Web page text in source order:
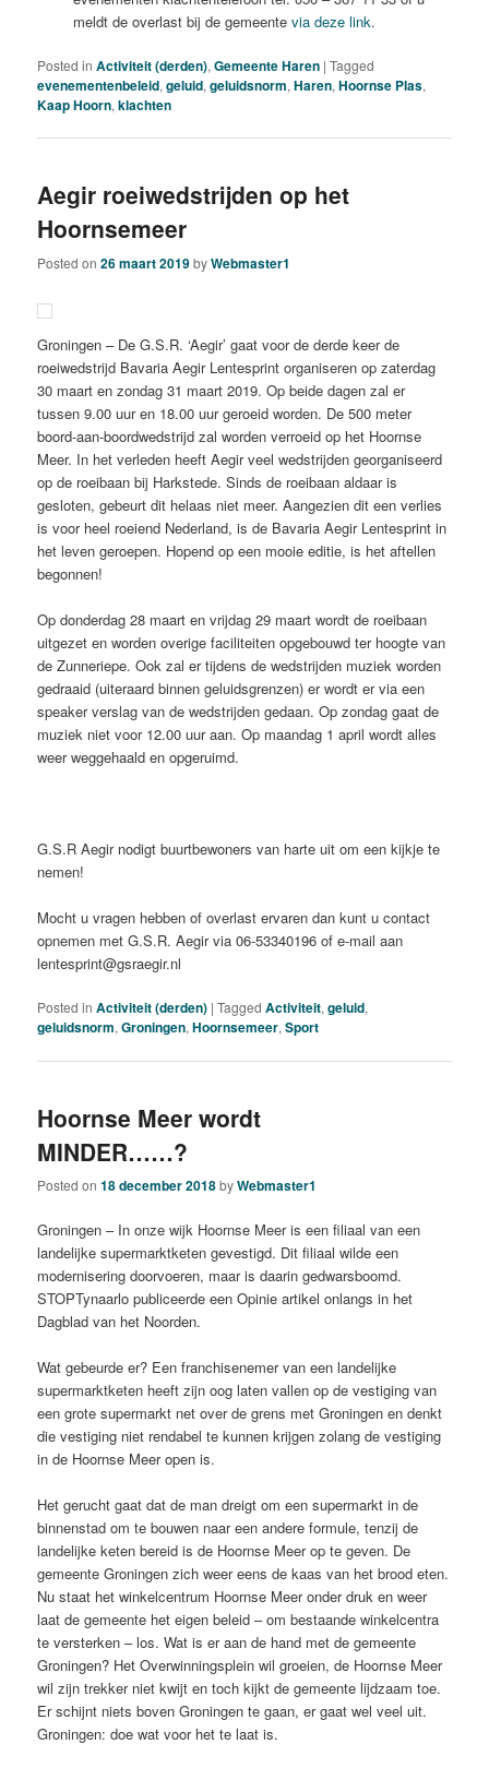
meldt de overlast bij de gemeente via deze link.
Posted in Activiteit (derden),Gemeente Haren |Tagged
evenementenbeleid,geluid,geluidsnorm,Haren,Hoornse Plas,
Kaap Hoorn,klachten
Aegir roeiwedstrijden op het
Hoornsemeer
Posted on26 maart 2019byWebmaster1
Groningen – De G.S.R. ‘Aegir’ gaat voor de derde keer de
roeiwedstrijd Bavaria Aegir Lentesprint organiseren op zaterdag
30 maart en zondag 31 maart 2019. Op beide dagen zal er
tussen 9.00 uur en 18.00 uur geroeid worden. De 500 meter
boord-aan-boordwedstrijd zal worden verroeid op het Hoornse
Meer. In het verleden heeft Aegir veel wedstrijden georganiseerd
op de roeibaan bij Harkstede. Sinds de roeibaan aldaar is
gesloten, gebeurt dit helaas niet meer. Aangezien dit een verlies
is voor heel roeiend Nederland, is de Bavaria Aegir Lentesprint in
het leven geroepen. Hopend op een mooie editie, is het aftellen
begonnen!
Op donderdag 28 maart en vrijdag 29 maart wordt de roeibaan
uitgezet en worden overige faciliteiten opgebouwd ter hoogte van
de Zunneriepe. Ook zal er tijdens de wedstrijden muziek worden
gedraaid (uiteraard binnen geluidsgrenzen) er wordt er via een
speaker verslag van de wedstrijden gedaan. Op zondag gaat de
muziek niet voor 12.00 uur aan. Op maandag 1 april wordt alles
weer weggehaald en opgeruimd.
G.S.R Aegir nodigt buurtbewoners van harte uit om een kijkje te
nemen!
Mocht u vragen hebben of overlast ervaren dan kunt u contact
opnemen met G.S.R. Aegir via 06-53340196 of e-mail aan
lentesprint@gsraegir.nl
Posted in Activiteit (derden) |Tagged Activiteit,geluid,
geluidsnorm,Groningen,Hoornsemeer,Sport
Hoornse Meer wordt
MINDER……?
Posted on18 december 2018byWebmaster1
Groningen – In onze wijk Hoornse Meer is een filiaal van een
landelijke supermarktketen gevestigd. Dit filiaal wilde een
modernisering doorvoeren, maar is daarin gedwarsboomd.
STOPTynaarlo publiceerde een Opinie artikel onlangs in het
Dagblad van het Noorden.
Wat gebeurde er? Een franchisenemer van een landelijke
supermarktketen heeft zijn oog laten vallen op de vestiging van
een grote supermarkt net over de grens met Groningen en denkt
die vestiging niet rendabel te kunnen krijgen zolang de vestiging
in de Hoornse Meer open is.
Het gerucht gaat dat de man dreigt om een supermarkt in de
binnenstad om te bouwen naar een andere formule, tenzij de
landelijke keten bereid is de Hoornse Meer op te geven. De
gemeente Groningen zich weer eens de kaas van het brood eten.
Nu staat het winkelcentrum Hoornse Meer onder druk en weer
laat de gemeente het eigen beleid – om bestaande winkelcentra
te versterken – los. Wat is er aan de hand met de gemeente
Groningen? Het Overwinningsplein wil groeien, de Hoornse Meer
wil zijn trekker niet kwijt en toch kijkt de gemeente lijdzaam toe.
Er schijnt niets boven Groningen te gaan, er gaat wel veel uit.
Groningen: doe wat voor het te laat is.